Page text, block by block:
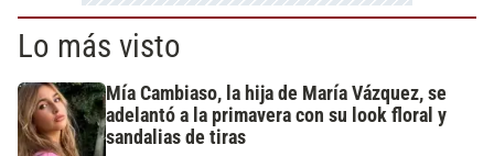
Lo más visto
Mía Cambiaso, la hija de María Vázquez, se
adelantó a la primavera con su look floral y
sandalias de tiras